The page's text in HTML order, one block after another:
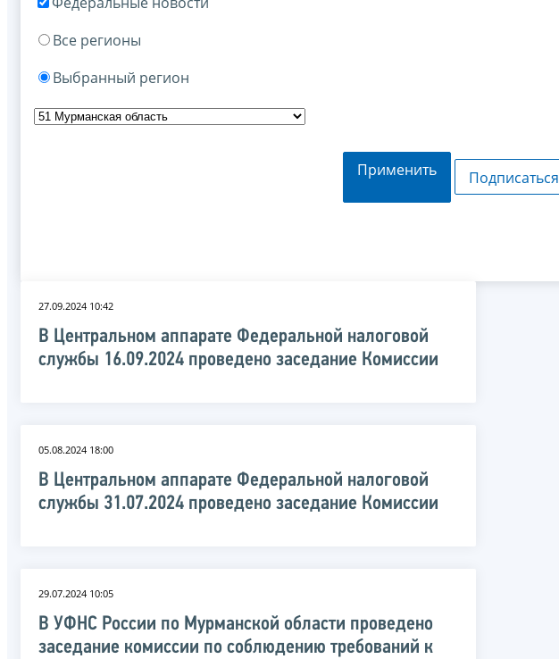
Все регионы
Выбранный регион
Применить Подписаться
27.09.2024 10:42
В Центральном аппарате Федеральной налоговой
службы 16.09.2024 проведено заседание Комиссии
05.08.2024 18:00
В Центральном аппарате Федеральной налоговой
службы 31.07.2024 проведено заседание Комиссии
29.07.2024 10:05
В УФНС России по Мурманской области проведено
заседание комиссии по соблюдению требований к